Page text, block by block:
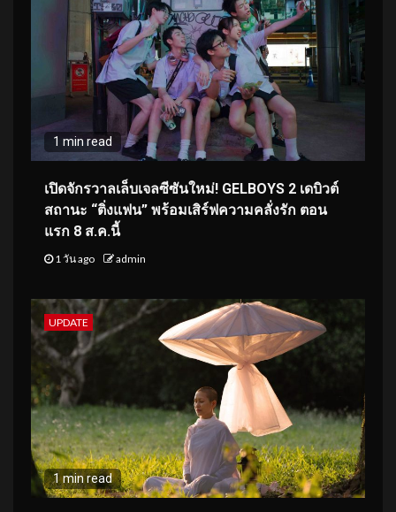
1 min read
เปิดจักรวาลเล็บเจลซีซันใหม่! GELBOYS 2 เดบิวต์
สถานะ “ติ่งแฟน” พร้อมเสิร์ฟความคลั่งรัก ตอน
แรก 8 ส.ค.นี้
1 วัน ago admin
UPDATE
1 min read